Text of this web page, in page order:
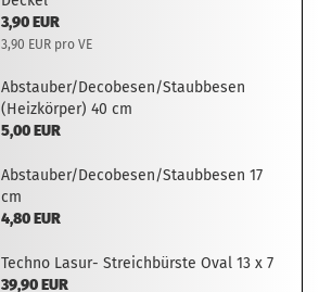
3,90 EUR
3,90 EUR pro VE
Abstauber/Decobesen/Staubbesen
(Heizkörper) 40 cm
5,00 EUR
Abstauber/Decobesen/Staubbesen 17
cm
4,80 EUR
Techno Lasur- Streichbürste Oval 13 x 7
39,90 EUR